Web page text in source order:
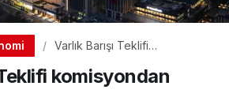
Varlık Barışı Teklifi
Teklifi komisyondan